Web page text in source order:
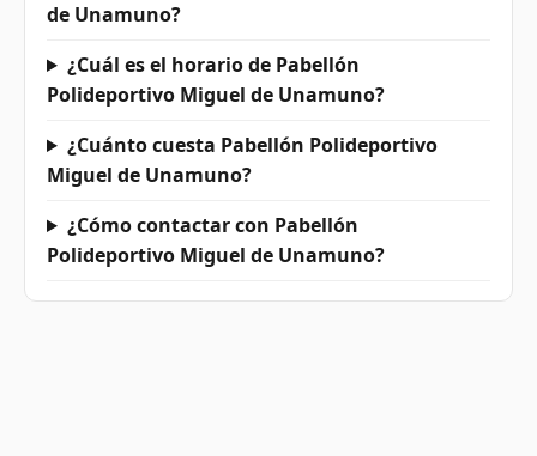
de Unamuno?
¿Cuál es el horario de Pabellón
Polideportivo Miguel de Unamuno?
¿Cuánto cuesta Pabellón Polideportivo
Miguel de Unamuno?
¿Cómo contactar con Pabellón
Polideportivo Miguel de Unamuno?